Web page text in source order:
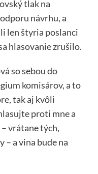
tlak na
návrhu, a
len štyria poslanci
hlasovanie zrušilo.
so sebou do
komisárov, a to
tak aj kvôli
proti mne a
vrátane tých,
– a vina bude na